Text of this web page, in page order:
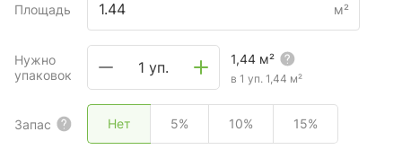
Площадь м²
Нужно
упаковок
1 уп. 1,44 м²
в 1 уп. 1,44 м²
Запас Нет 5% 10% 15%